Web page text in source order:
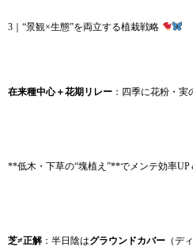
3｜“景観×生態”を両立する植栽戦略
在来種中心＋花期リレー ：四季に花粉・実
**低木・下草の“塊植え”**でメンテ効率UP
芝≠正解：半日陰はグラウンドカバー （デ